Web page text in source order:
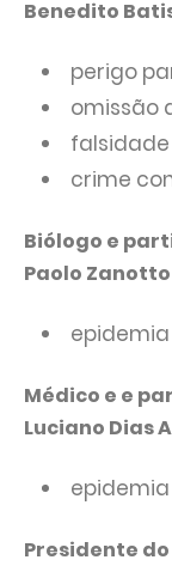
Benedito
perigo
omissão
crime
Biólogo e
Paolo Zanotto
Médico e e
Luciano Dias
Presidente